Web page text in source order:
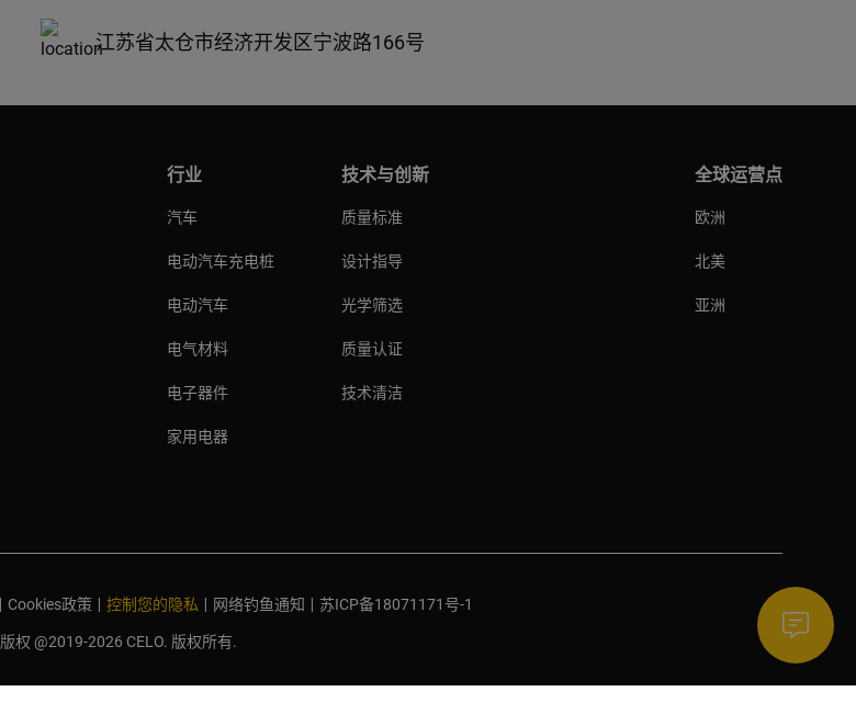
江苏省太仓市经济开发区宁波路166号
行业
汽车
电动汽车充电桩
电动汽车
电气材料
电子器件
家用电器
技术与创新
质量标准
设计指导
光学筛选
质量认证
技术清洁
全球运营点
欧洲
北美
亚洲
Cookies政策 控制您的隐私 网络钓鱼通知 苏ICP备18071171号-1
版权 @2019-2026 CELO. 版权所有.